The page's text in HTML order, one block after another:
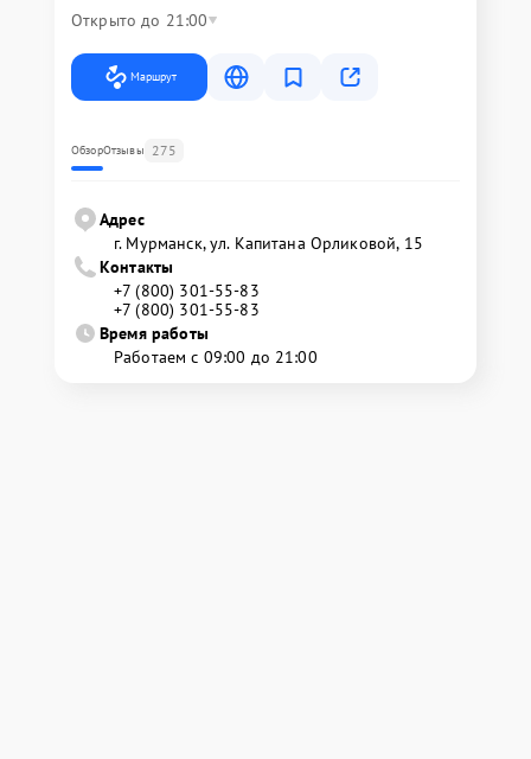
Открыто до 21:00
Маршрут
ОбзорОтзывы 275
Адрес
г. Мурманск, ул. Капитана Орликовой, 15
Контакты
+7 (800) 301-55-83
+7 (800) 301-55-83
Время работы
Работаем с 09:00 до 21:00